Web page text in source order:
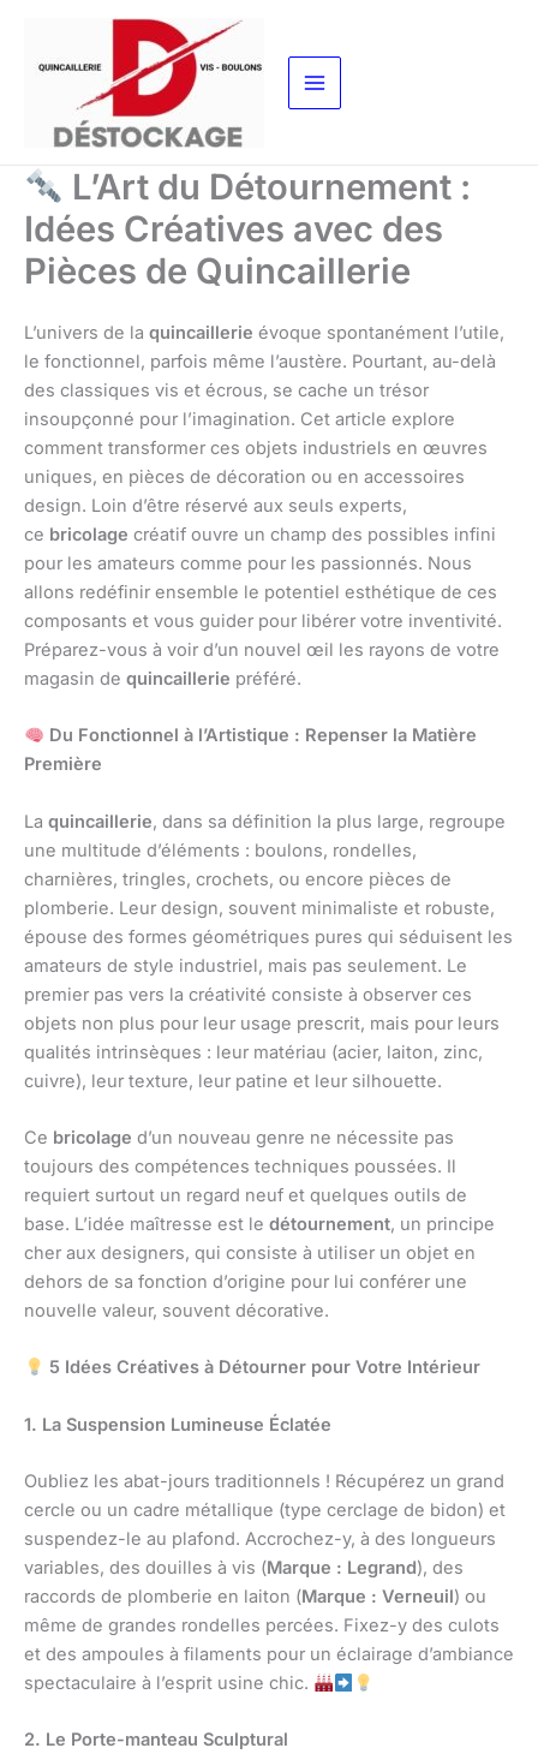
contenu
L’Art du Détournement :
Idées Créatives avec des
Pièces de Quincaillerie
L’univers de la quincaillerie évoque spontanément l’utile,
le fonctionnel, parfois même l’austère. Pourtant, au-delà
des classiques vis et écrous, se cache un trésor
insoupçonné pour l’imagination. Cet article explore
comment transformer ces objets industriels en œuvres
uniques, en pièces de décoration ou en accessoires
design. Loin d’être réservé aux seuls experts,
ce bricolage créatif ouvre un champ des possibles infini
pour les amateurs comme pour les passionnés. Nous
allons redéfinir ensemble le potentiel esthétique de ces
composants et vous guider pour libérer votre inventivité.
Préparez-vous à voir d’un nouvel œil les rayons de votre
magasin de quincaillerie préféré.
Du Fonctionnel à l’Artistique : Repenser la Matière
Première
La quincaillerie, dans sa définition la plus large, regroupe
une multitude d’éléments : boulons, rondelles,
charnières, tringles, crochets, ou encore pièces de
plomberie. Leur design, souvent minimaliste et robuste,
épouse des formes géométriques pures qui séduisent les
amateurs de style industriel, mais pas seulement. Le
premier pas vers la créativité consiste à observer ces
objets non plus pour leur usage prescrit, mais pour leurs
qualités intrinsèques : leur matériau (acier, laiton, zinc,
cuivre), leur texture, leur patine et leur silhouette.
Ce bricolage d’un nouveau genre ne nécessite pas
toujours des compétences techniques poussées. Il
requiert surtout un regard neuf et quelques outils de
base. L’idée maîtresse est le détournement, un principe
cher aux designers, qui consiste à utiliser un objet en
dehors de sa fonction d’origine pour lui conférer une
nouvelle valeur, souvent décorative.
5 Idées Créatives à Détourner pour Votre Intérieur
1. La Suspension Lumineuse Éclatée
Oubliez les abat-jours traditionnels ! Récupérez un grand
cercle ou un cadre métallique (type cerclage de bidon) et
suspendez-le au plafond. Accrochez-y, à des longueurs
variables, des douilles à vis (Marque : Legrand), des
raccords de plomberie en laiton (Marque : Verneuil) ou
même de grandes rondelles percées. Fixez-y des culots
et des ampoules à filaments pour un éclairage d’ambiance
spectaculaire à l’esprit usine chic.
2. Le Porte-manteau Sculptural